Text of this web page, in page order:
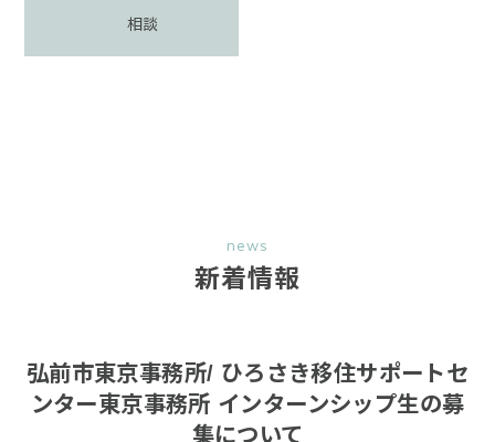
相談
news
新着情報
弘前市東京事務所/ ひろさき移住サポートセ
ンター東京事務所 インターンシップ生の募
集について